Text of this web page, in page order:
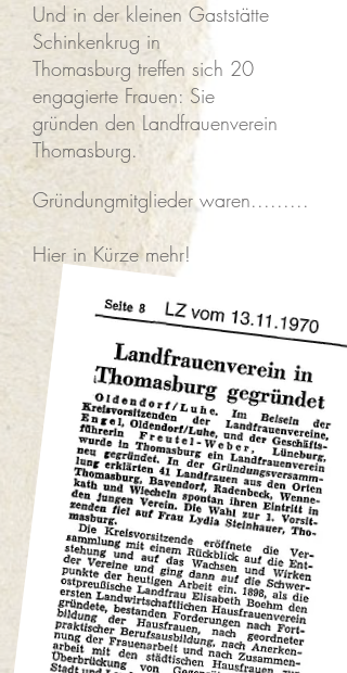
Und in der kleinen Gaststätte
Schinkenkrug in
Thomasburg treffen sich 20
engagierte Frauen: Sie
gründen den Landfrauenverein
Thomasburg.
Gründungmitglieder waren.........
Hier in Kürze mehr!